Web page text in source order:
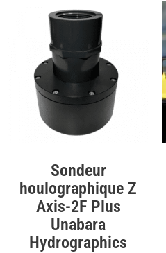
Sondeur
houlographique Z
Axis-2F Plus
Unabara
Hydrographics